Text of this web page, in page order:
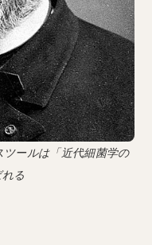
ールは「近代細菌学の
る